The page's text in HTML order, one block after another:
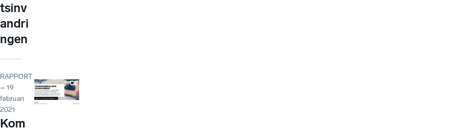
tsinv
andri
ngen
RAPPORT
– 19
februari
2021
Kom